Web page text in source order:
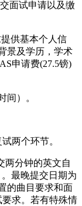
面试申请以及缴
提供基本个人信
景及学历，学术
申请费(27.5镑)
间）。
两个环节。
两分钟的英文自
最晚提交日期为
的曲目要求和面
求。若有特殊情